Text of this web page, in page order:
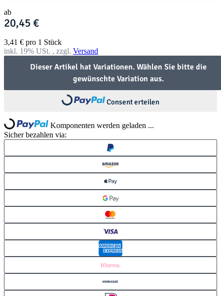
ab
20,45 €
3,41 € pro 1 Stück
inkl. 19% USt. , zzgl. Versand
Dieser Artikel hat Variationen. Wählen Sie bitte die
gewünschte Variation aus.
Loading... Consent erteilen
Loading...
Komponenten werden geladen ...
Sicher bezahlen via: